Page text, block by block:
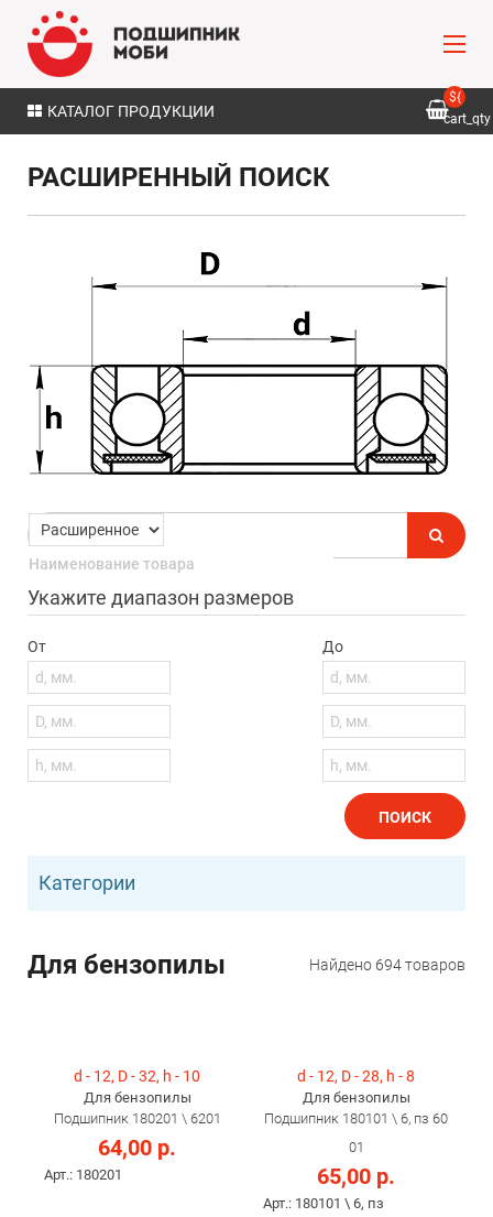
КАТАЛОГ ПРОДУКЦИИ
${
cart_qty
РАСШИРЕННЫЙ ПОИСК
Укажите диапазон размеров
От До
ПОИСК
Категории
Для бензопилы Найдено 694товаров
d - 12, D - 32, h - 10
Для бензопилы
Подшипник 180201 \ 6201
64,00 р.
Арт.: 180201
d - 12, D - 28, h - 8
Для бензопилы
Подшипник 180101 \ 6, пз 60
01
65,00 р.
Арт.: 180101 \ 6, пз